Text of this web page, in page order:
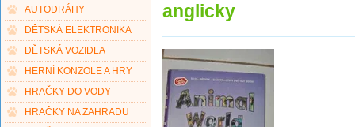
AUTODRÁHY
DĚTSKÁ ELEKTRONIKA
DĚTSKÁ VOZIDLA
HERNÍ KONZOLE A HRY
HRAČKY DO VODY
HRAČKY NA ZAHRADU
anglicky